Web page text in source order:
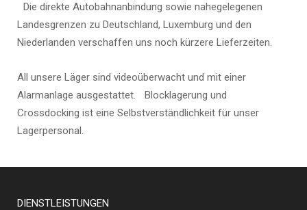
Die direkte Autobahnanbindung sowie nahegelegenen
Landesgrenzen zu Deutschland, Luxemburg und den
Niederlanden verschaffen uns noch kürzere Lieferzeiten.
All unsere Läger sind videoüberwacht und mit einer
Alarmanlage ausgestattet. Blocklagerung und
Crossdocking ist eine Selbstverständlichkeit für unser
Lagerpersonal.
DIENSTLEISTUNGEN